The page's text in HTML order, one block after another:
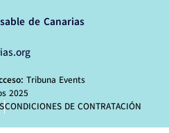
de Canarias
Tribuna Events
2025
CONDICIONES DE CONTRATACIÓN